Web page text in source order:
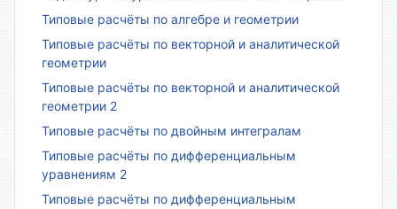
Типовые расчёты по алгебре и геометрии
Типовые расчёты по векторной и аналитической
геометрии
Типовые расчёты по векторной и аналитической
геометрии 2
Типовые расчёты по двойным интегралам
Типовые расчёты по дифференциальным
уравнениям 2
Типовые расчёты по дифференциальным